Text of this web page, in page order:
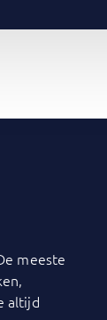
meeste
altijd